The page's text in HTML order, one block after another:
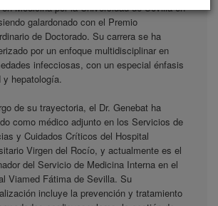
Medicina por la Universidad de Sevilla en
galardonado con el Premio
de Doctorado. Su carrera se ha
por un enfoque multidisciplinar en
infecciosas, con un especial énfasis
y hepatología.
de su trayectoria, el Dr. Genebat ha
como médico adjunto en los Servicios de
y Cuidados Críticos del Hospital
Virgen del Rocío, y actualmente es el
del Servicio de Medicina Interna en el
Viamed Fátima de Sevilla. Su
incluye la prevención y tratamiento